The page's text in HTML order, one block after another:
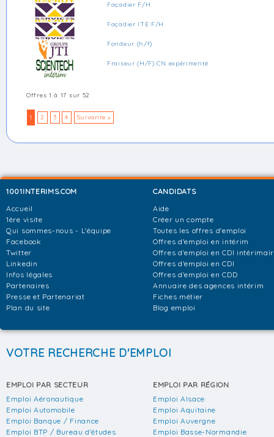
Façadier F/H
Façadier ITE F/H
Fondeur (h/f)
Fraiseur (H/F) CN expérimenté
Offres 1 à 17 sur 52
1 2 3 4 Suivante »
1001INTERIMS.COM
Accueil
1ère visite
Qui sommes-nous - L'équipe
Facebook
Twitter
Linkedin
Infos légales
Partenaires
Presse et Partenariat
Plan du site
CANDIDATS
Aide
Créer un compte
Toutes les offres d'emploi
Offres d'emploi en intérim
Offres d'emploi en CDI
Offres d'emploi en CDI
Offres d'emploi en CDD
Annuaire des agences intérim
Fiches métier
Blog emploi
VOTRE RECHERCHE D'EMPLOI
EMPLOI PAR SECTEUR
Emploi Aéronautique
Emploi Automobile
Emploi Banque / Finance
Emploi BTP / Bureau d'études
EMPLOI PAR RÉGION
Emploi Alsace
Emploi Aquitaine
Emploi Auvergne
Emploi Basse-Normandie